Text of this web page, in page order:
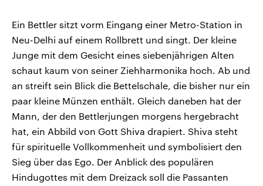
Ein Bettler sitzt vorm Eingang einer Metro-Station in
Neu-Delhi auf einem Rollbrett und singt. Der kleine
Junge mit dem Gesicht eines siebenjährigen Alten
schaut kaum von seiner Ziehharmonika hoch. Ab und
an streift sein Blick die Bettelschale, die bisher nur ein
paar kleine Münzen enthält. Gleich daneben hat der
Mann, der den Bettlerjungen morgens hergebracht
hat, ein Abbild von Gott Shiva drapiert. Shiva steht
für spirituelle Vollkommenheit und symbolisiert den
Sieg über das Ego. Der Anblick des populären
Hindugottes mit dem Dreizack soll die Passanten